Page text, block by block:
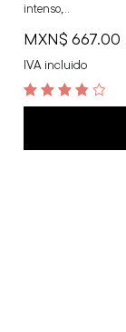
intenso,…
MXN$ 667.00
IVA incluido
3.9